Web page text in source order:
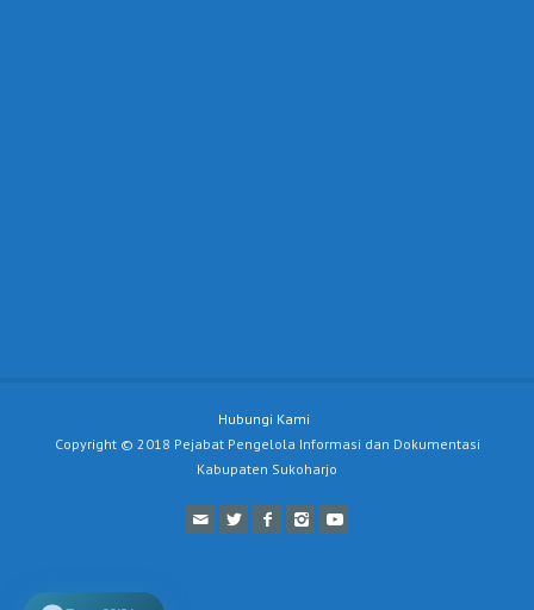
Hubungi Kami
Copyright © 2018 Pejabat Pengelola Informasi dan Dokumentasi
Kabupaten Sukoharjo